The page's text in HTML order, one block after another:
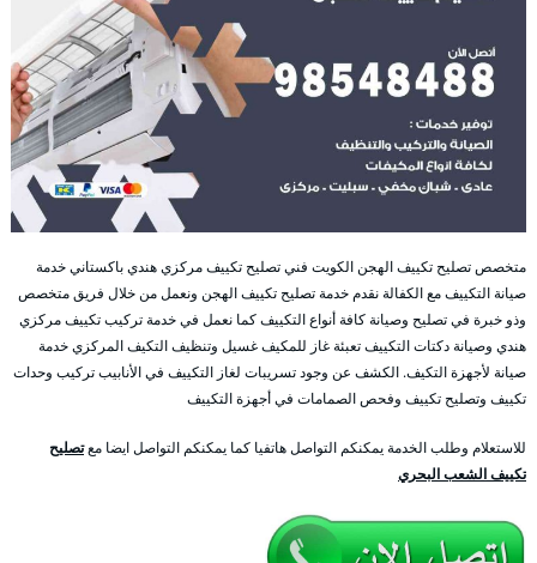
متخصص تصليح تكييف الهجن الكويت فني تصليح تكييف مركزي هندي باكستاني خدمة
صيانة التكييف مع الكفالة نقدم خدمة تصليح تكييف الهجن ونعمل من خلال فريق متخصص
وذو خبرة في تصليح وصيانة كافة أنواع التكييف كما نعمل في خدمة تركيب تكييف مركزي
هندي وصيانة دكتات التكييف تعبئة غاز للمكيف غسيل وتنظيف التكيف المركزي خدمة
صيانة لأجهزة التكيف. الكشف عن وجود تسريبات لغاز التكييف في الأنابيب تركيب وحدات
تكييف وتصليح تكييف وفحص الصمامات في أجهزة التكييف
للاستعلام وطلب الخدمة يمكنكم التواصل هاتفيا كما يمكنكم التواصل ايضا معتصليح
تكييف الشعب البحري